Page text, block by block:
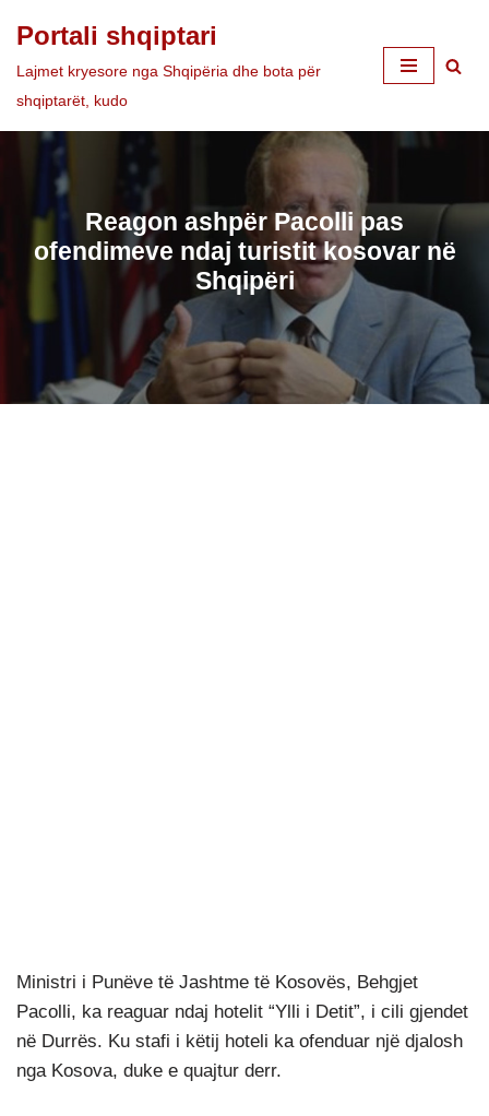
Skip
to
Portali shqiptari
Lajmet kryesore nga Shqipëria dhe bota për
shqiptarët, kudo
Reagon ashpër Pacolli pas
ofendimeve ndaj turistit kosovar në
Shqipëri
Ministri i Punëve të Jashtme të Kosovës, Behgjet
Pacolli, ka reaguar ndaj hotelit “Ylli i Detit”, i cili gjendet
në Durrës. Ku stafi i këtij hoteli ka ofenduar një djalosh
nga Kosova, duke e quajtur derr.